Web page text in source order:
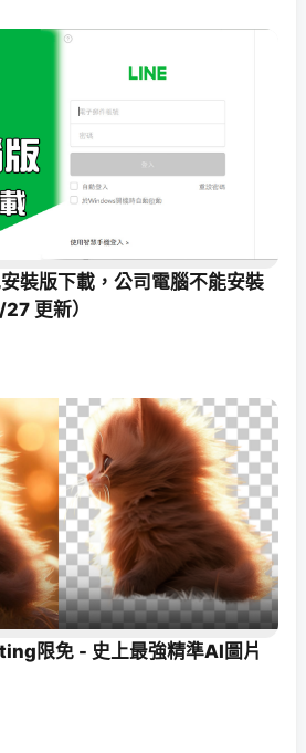
裝版下載，公司電腦不能安裝
更新）
限免 - 史上最強精準AI圖片